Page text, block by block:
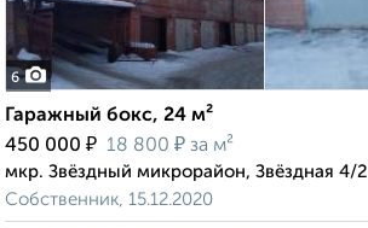
6
Гаражный бокс, 24 м²
450 000 ₽ 18 800 ₽ за м²
мкр. Звёздный микрорайон, Звёздная 4/2
Собственник, 15.12.2020